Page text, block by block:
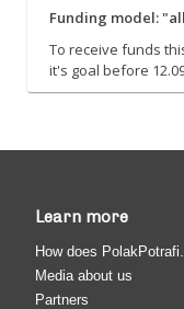
Funding model:
To receive funds
it's goal before
Learn more
How does
Media about us
Partners